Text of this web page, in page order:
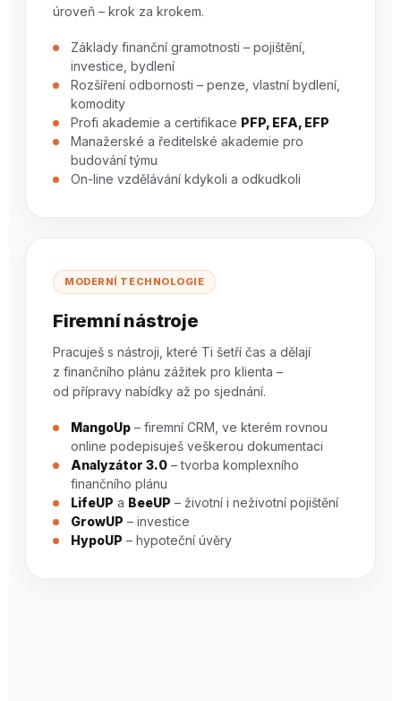
úroveň – krok za krokem.
Základy finanční gramotnosti – pojištění,
investice, bydlení
Rozšíření odbornosti – penze, vlastní bydlení,
komodity
Profi akademie a certifikace PFP, EFA, EFP
Manažerské a ředitelské akademie pro
budování týmu
On-line vzdělávání kdykoli a odkudkoli
MODERNÍ TECHNOLOGIE
Firemní nástroje
Pracuješ s nástroji, které Ti šetří čas a dělají
z finančního plánu zážitek pro klienta –
od přípravy nabídky až po sjednání.
MangoUp – firemní CRM, ve kterém rovnou
online podepisuješ veškerou dokumentaci
Analyzátor 3.0 – tvorba komplexního
finančního plánu
LifeUP a BeeUP – životní i neživotní pojištění
GrowUP – investice
HypoUP – hypoteční úvěry